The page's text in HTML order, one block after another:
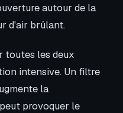
autour de la
d'air brûlant.
toutes les deux
intensive. Un filtre
la
provoquer le